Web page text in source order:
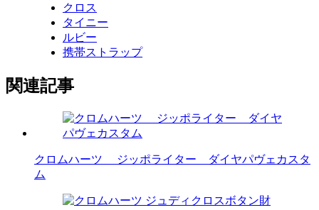
クロス
タイニー
ルビー
携帯ストラップ
関連記事
クロムハーツ ジッポライター ダイヤパヴェカスタ
ム